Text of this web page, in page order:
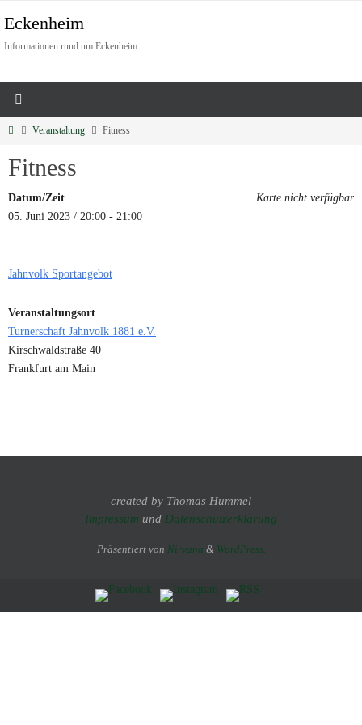
Eckenheim
Informationen rund um Eckenheim
Veranstaltung Fitness
Fitness
Karte nicht verfügbar
Datum/Zeit
05. Juni 2023 / 20:00 - 21:00
Jahnvolk Sportangebot
Veranstaltungsort
Turnerschaft Jahnvolk 1881 e.V.
Kirschwaldstraße 40
Frankfurt am Main
created by Thomas Hummel
Impressum und Datenschutzerklärung
Präsentiert von Nirvana & WordPress.